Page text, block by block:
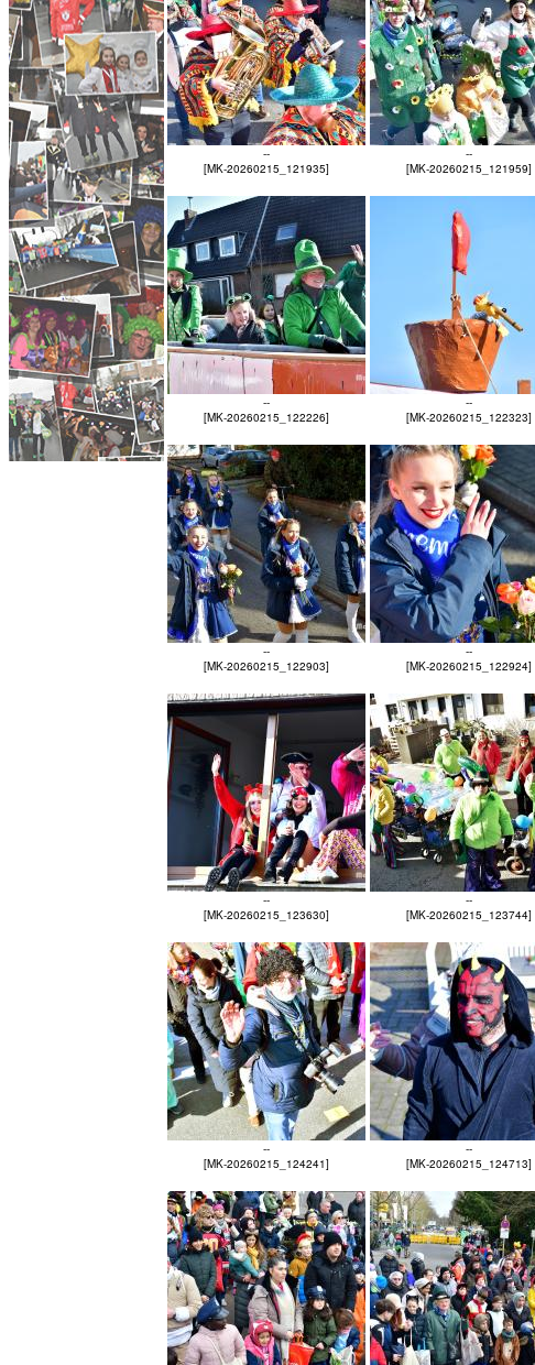
--
[MK-20260215_121935]
--
[MK-20260215_121959]
--
[MK-20260215_122226]
--
[MK-20260215_122323]
--
[MK-20260215_122903]
--
[MK-20260215_122924]
--
[MK-20260215_123630]
--
[MK-20260215_123744]
--
[MK-20260215_124241]
--
[MK-20260215_124713]